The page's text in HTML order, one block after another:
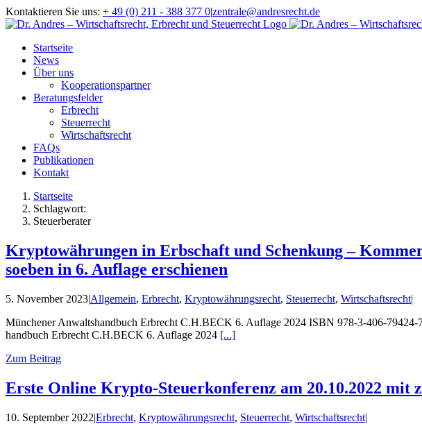
Zum
Inhalt
Kontaktieren Sie uns: + 49 (0) 211 - 388 377 0|zentrale@andresrecht.de
Startseite
News
Über uns
Kooperationspartner
Beratungsfelder
Erbrecht
Steuerrecht
Wirtschaftsrecht
FAQs
Publikationen
Kontakt
Startseite
Schlagwort:
Steuerberater
Kryptowährungen in Erbschaft und Schenkung –
soeben in 6. Auflage erschienen
5. November 2023|Allgemein, Erbrecht, Kryptowährungsrecht, Steuerrecht, Wirtschaftsrecht|
Münchener Anwalts­hand­buch Erbrecht C.H.BECK 6. Auflage 2024 ISBN 978-3-406-
hand­buch Erbrecht C.H.BECK 6. Auflage 2024 [...]
Zum Beitrag
Erste Online Krypto-Steuerkonferenz am 20.10.2022 mit
10. September 2022|Erbrecht, Kryptowährungsrecht, Steuerrecht, Wirtschaftsrecht|